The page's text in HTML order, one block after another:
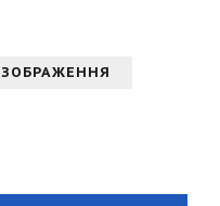
ЗОБРАЖЕННЯ